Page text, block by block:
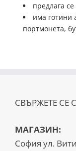
предлага
има готини
портмонета,
СВЪРЖЕТЕ СЕ
МАГАЗИН:
София ул.